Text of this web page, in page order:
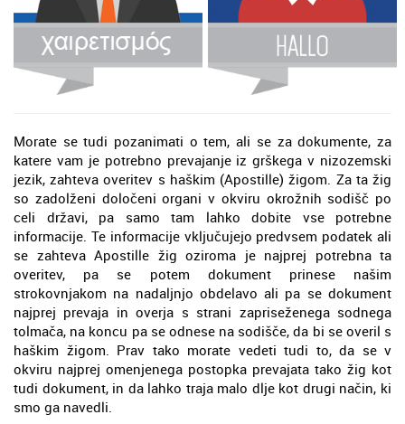
Morate se tudi pozanimati o tem, ali se za dokumente, za
katere vam je potrebno prevajanje iz grškega v nizozemski
jezik, zahteva overitev s haškim (Apostille) žigom. Za ta žig
so zadolženi določeni organi v okviru okrožnih sodišč po
celi državi, pa samo tam lahko dobite vse potrebne
informacije. Te informacije vključujejo predvsem podatek ali
se zahteva Apostille žig oziroma je najprej potrebna ta
overitev, pa se potem dokument prinese našim
strokovnjakom na nadaljnjo obdelavo ali pa se dokument
najprej prevaja in overja s strani zapriseženega sodnega
tolmača, na koncu pa se odnese na sodišče, da bi se overil s
haškim žigom. Prav tako morate vedeti tudi to, da se v
okviru najprej omenjenega postopka prevajata tako žig kot
tudi dokument, in da lahko traja malo dlje kot drugi način, ki
smo ga navedli.